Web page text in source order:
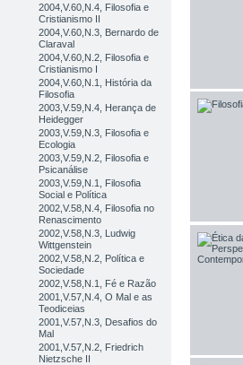
2004,V.60,N.4, Filosofia e
Cristianismo II
2004,V.60,N.3, Bernardo de
Claraval
2004,V.60,N.2, Filosofia e
Cristianismo I
2004,V.60,N.1, História da
Filosofia
2003,V.59,N.4, Herança de
Heidegger
2003,V.59,N.3, Filosofia e
Ecologia
2003,V.59,N.2, Filosofia e
Psicanálise
2003,V.59,N.1, Filosofia
Social e Política
2002,V.58,N.4, Filosofia no
Renascimento
2002,V.58,N.3, Ludwig
Wittgenstein
2002,V.58,N.2, Política e
Sociedade
2002,V.58,N.1, Fé e Razão
2001,V.57,N.4, O Mal e as
Teodiceias
2001,V.57,N.3, Desafios do
Mal
2001,V.57,N.2, Friedrich
Nietzsche II